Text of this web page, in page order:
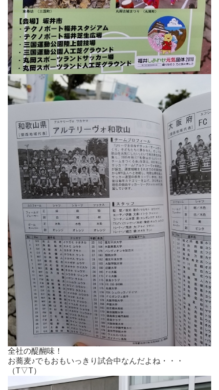
全社の醍醐味！
お蕎麦♪でもおもいっきり試合中なんだよね・・・
（T▽T）